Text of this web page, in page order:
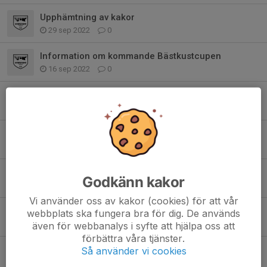
Upphämtning av kakor
29 sep 2022 0
Information om kommande Bästkustcupen
16 sep 2022 0
Lite information om kommande säsong.
14 maj 2022 0
Information om Fair play cup
17 mar 2022 0
SummerCamp 2022
Godkänn kakor
Vi använder oss av kakor (cookies) för att vår
webbplats ska fungera bra för dig. De används
även för webbanalys i syfte att hjälpa oss att
förbättra våra tjänster.
Så använder vi cookies